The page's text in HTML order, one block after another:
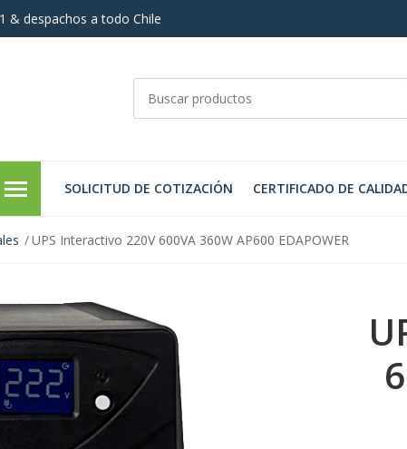
& despachos a todo Chile
SOLICITUD DE COTIZACIÓN CERTIFICADO DE
UPS Interactivo 220V 600VA 360W AP600 EDAPOWER